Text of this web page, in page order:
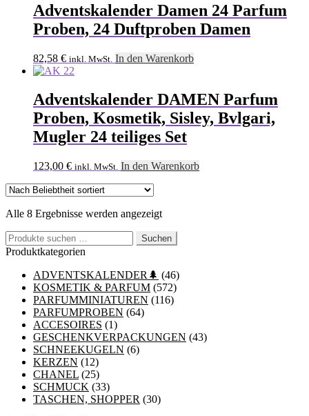
Adventskalender Damen 24 Parfum
Proben, 24 Duftproben Damen
82,58 € inkl. MwSt. In den Warenkorb
Adventskalender DAMEN Parfum
Proben, Kosmetik, Sisley, Bvlgari,
Mugler 24 teiliges Set
123,00 € inkl. MwSt. In den Warenkorb
Alle 8 Ergebnisse werden angezeigtNach
sortiert
Suchen
nach:
Suchen
Produktkategorien
ADVENTSKALENDER🌲 (46)
KOSMETIK & PARFUM (572)
PARFUMMINIATUREN (116)
PARFUMPROBEN (64)
ACCESOIRES (1)
GESCHENKVERPACKUNGEN (43)
SCHNEEKUGELN (6)
KERZEN (12)
CHANEL (25)
SCHMUCK (33)
TASCHEN, SHOPPER (30)